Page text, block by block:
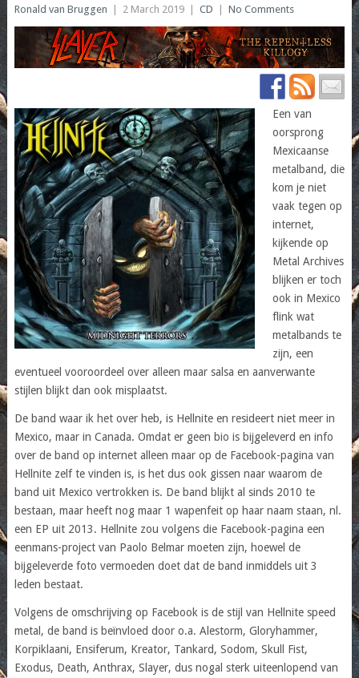
Ronald van Bruggen 2 March 2019 CD No Comments
Een van
oorsprong
Mexicaanse
metalband, die
kom je niet
vaak tegen op
internet,
kijkende op
Metal Archives
blijken er toch
ook in Mexico
flink wat
metalbands te
zijn, een
eventueel vooroordeel over alleen maar salsa en aanverwante
stijlen blijkt dan ook misplaatst.
De band waar ik het over heb, is Hellnite en resideert niet meer in
Mexico, maar in Canada. Omdat er geen bio is bijgeleverd en info
over de band op internet alleen maar op de Facebook-pagina van
Hellnite zelf te vinden is, is het dus ook gissen naar waarom de
band uit Mexico vertrokken is. De band blijkt al sinds 2010 te
bestaan, maar heeft nog maar 1 wapenfeit op haar naam staan, nl.
een EP uit 2013. Hellnite zou volgens die Facebook-pagina een
eenmans-project van Paolo Belmar moeten zijn, hoewel de
bijgeleverde foto vermoeden doet dat de band inmiddels uit 3
leden bestaat.
Volgens de omschrijving op Facebook is de stijl van Hellnite speed
metal, de band is beïnvloed door o.a. Alestorm, Gloryhammer,
Korpiklaani, Ensiferum, Kreator, Tankard, Sodom, Skull Fist,
Exodus, Death, Anthrax, Slayer, dus nogal sterk uiteenlopend van